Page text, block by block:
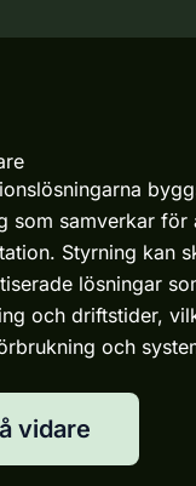
som samverkar
Styrning kan
lösningar
och driftstider,
och
vidare